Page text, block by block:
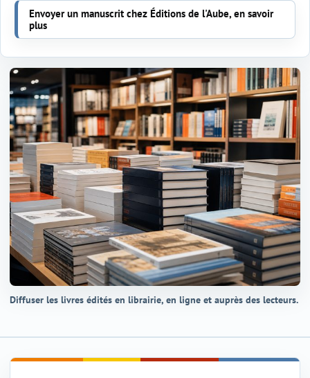
Envoyer un manuscrit chez Éditions de l'Aube, en savoir
plus
Diffuser les livres édités en librairie, en ligne et auprès des lecteurs.